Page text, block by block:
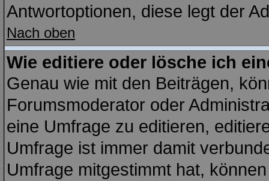
Antwortoptionen, diese legt der
Nach oben
Wie editiere oder lösche ich
Genau wie mit den Beiträgen,
Forumsmoderator oder
eine Umfrage zu editieren,
Umfrage ist immer damit
Umfrage mitgestimmt hat,